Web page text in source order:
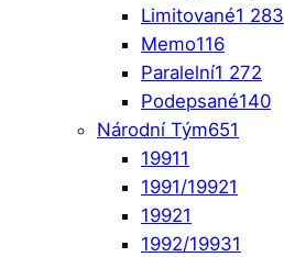
Limitované1 283
Memo116
Paralelní1 272
Podepsané140
Národní Tým651
19911
1991/19921
19921
1992/19931